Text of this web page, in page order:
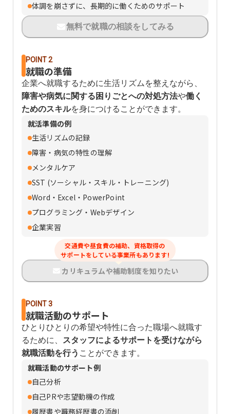
体調を崩さずに、長期的に働くためのサポート
無料で就職の相談をしてみる
POINT 2
就職の準備
企業へ就職するために生活リズムを整えながら、
障害や病気に関する困りごとへの対処方法や働く
ためのスキルを身につけることができます。
就活準備の例
生活リズムの記録
障害・病気の特性の理解
メンタルケア
SST (ソーシャル・スキル・トレーニング)
Word・Excel・PowerPoint
プログラミング・Webデザイン
企業実習
交通費や昼食費の補助、資格取得の
サポートをしている事業所もあります!
カリキュラムや補助制度を知りたい
POINT 3
就職活動のサポート
ひとりひとりの希望や特性に合った職場へ就職す
るために、 スタッフによるサポートを受けながら
就職活動を行う ことができます。
就職活動のサポート例
自己分析
自己PRや志望動機の作成
履歴書や職務経歴書の添削